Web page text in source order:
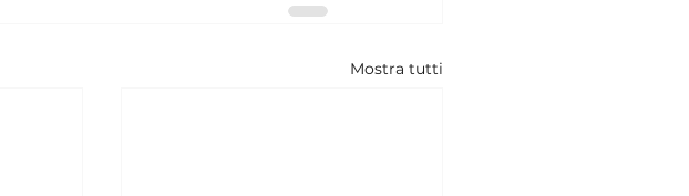
Mostra tutti